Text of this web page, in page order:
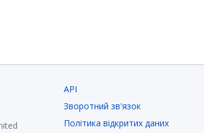
API
Зворотний зв'язок
Політика відкритих даних